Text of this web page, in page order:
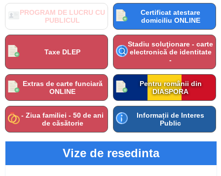
PROGRAM DE LUCRU CU
PUBLICUL
Certificat atestare
domiciliu ONLINE
Taxe DLEP
Stadiu soluţionare - carte
electronică de identitate
-
Extras de carte funciară
ONLINE
Pentru românii din
DIASPORA
- Ziua familiei - 50 de ani
de căsătorie
Informații de Interes
Public
Vize de resedinta